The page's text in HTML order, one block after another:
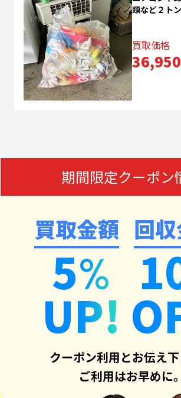
類など２ト
買取価格
期間限定クーポン
買取金額
5%
UP!
回
クーポン利用とお伝え下
ご利用はお早めに。